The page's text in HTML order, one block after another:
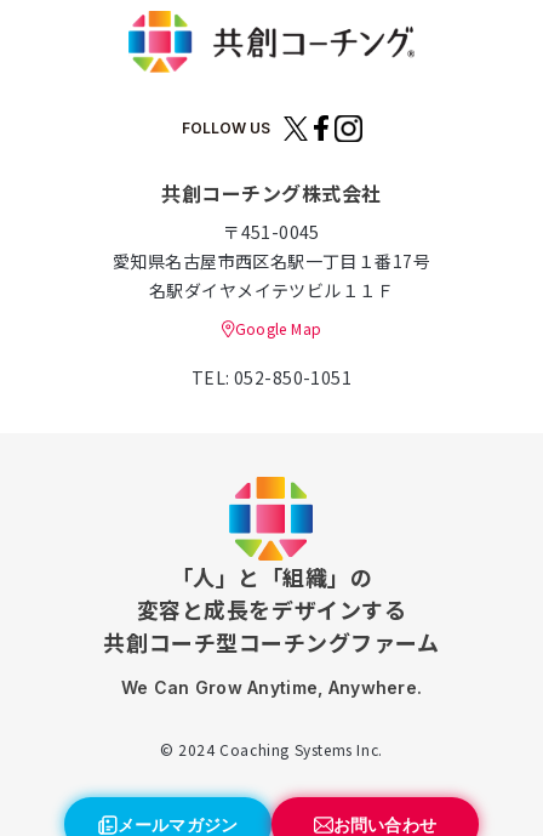
FOLLOW US
共創コーチング株式会社
〒451-0045
愛知県名古屋市西区名駅一丁目１番17号
名駅ダイヤメイテツビル１１Ｆ
Google Map
TEL: 052-850-1051
「人」と「組織」の
変容と成長をデザインする
共創コーチ型コーチングファーム
We Can Grow Anytime, Anywhere.
© 2024 Coaching Systems Inc.
メールマガジン お問い合わせ